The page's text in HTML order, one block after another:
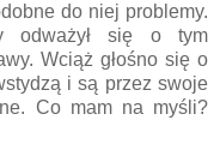
do niej problemy.
odważył się o tym
Wciąż głośno się o
i są przez swoje
Co mam na myśli?